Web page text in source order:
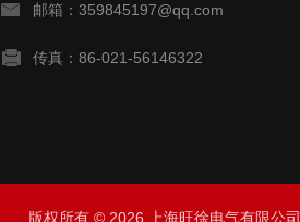
邮箱：359845197@qq.com
传真：86-021-56146322
版权所有 © 2026 上海旺徐电气有限